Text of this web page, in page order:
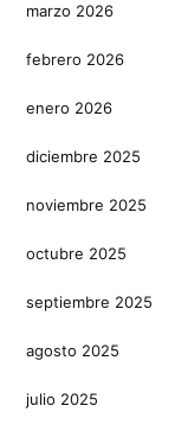
marzo 2026
febrero 2026
enero 2026
diciembre 2025
noviembre 2025
octubre 2025
septiembre 2025
agosto 2025
julio 2025